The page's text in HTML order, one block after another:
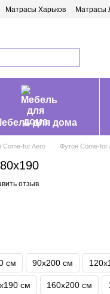
Матрасы Харьков
Матрасы
для дома
Come-for Aero Футон Come-for
отзыв
см 90х200 см
см 160х200 см